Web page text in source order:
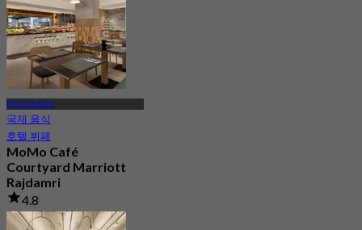
BTS 랏차담리
국제 음식
호텔 뷔페
MoMo Café
Courtyard Marriott
Rajdamri
4.8
258 예약됨